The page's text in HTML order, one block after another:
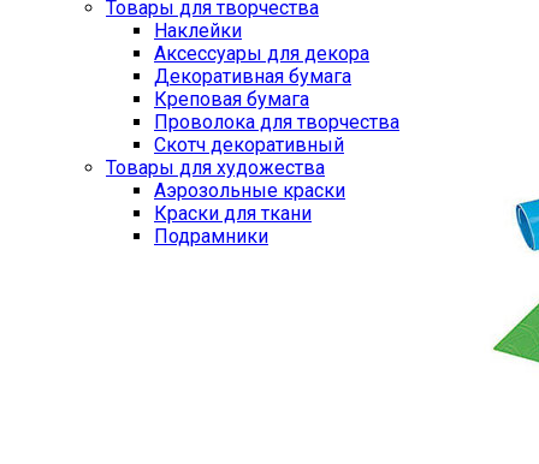
Товары для творчества
Наклейки
Аксессуары для декора
Декоративная бумага
Креповая бумага
Проволока для творчества
Скотч декоративный
Товары для художества
Аэрозольные краски
Краски для ткани
Подрамники